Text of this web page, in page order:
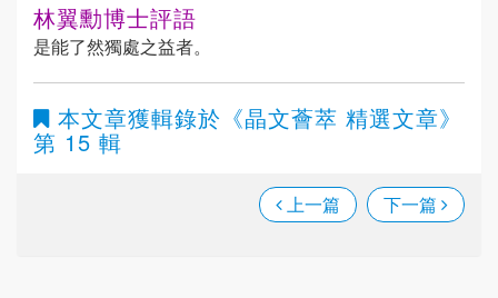
林翼勳博士評語
是能了然獨處之益者。
本文章獲輯錄於 《晶文薈萃 精選文章》
第 15 輯
上一篇 下一篇